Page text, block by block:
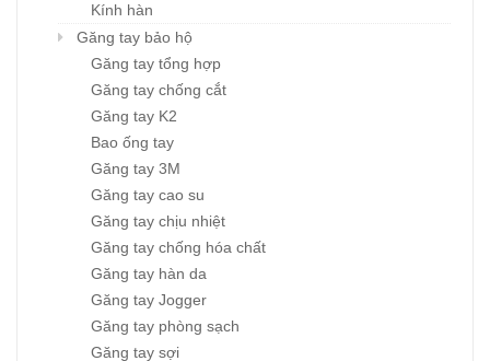
Kính hàn
Găng tay bảo hộ
Găng tay tổng hợp
Găng tay chống cắt
Găng tay K2
Bao ống tay
Găng tay 3M
Găng tay cao su
Găng tay chịu nhiệt
Găng tay chống hóa chất
Găng tay hàn da
Găng tay Jogger
Găng tay phòng sạch
Găng tay sợi